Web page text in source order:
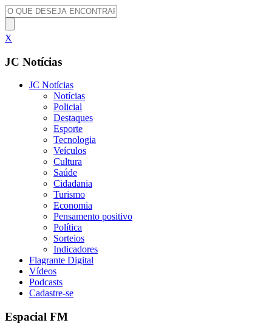
X
JC Notícias
JC Notícias
Notícias
Policial
Destaques
Esporte
Tecnologia
Veículos
Cultura
Saúde
Cidadania
Turismo
Economia
Pensamento positivo
Política
Sorteios
Indicadores
Flagrante Digital
Vídeos
Podcasts
Cadastre-se
Espacial FM